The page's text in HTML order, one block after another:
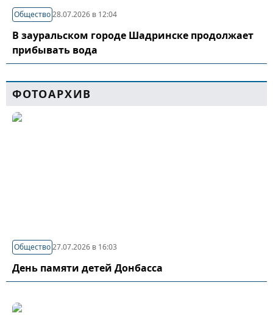
Общество28.07.2026 в 12:04
В зауральском городе Шадринске продолжает
прибывать вода
ФОТОАРХИВ
Общество27.07.2026 в 16:03
День памяти детей Донбасса